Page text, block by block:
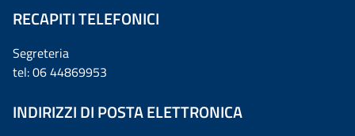
RECAPITI TELEFONICI
Segreteria
tel: 06 44869953
INDIRIZZI DI POSTA ELETTRONICA